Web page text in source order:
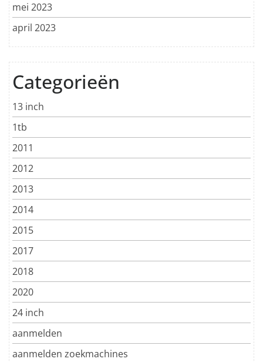
mei 2023
april 2023
Categorieën
13 inch
1tb
2011
2012
2013
2014
2015
2017
2018
2020
24 inch
aanmelden
aanmelden zoekmachines